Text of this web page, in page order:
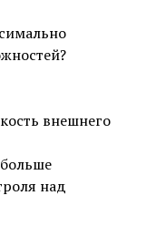
внешнего
над